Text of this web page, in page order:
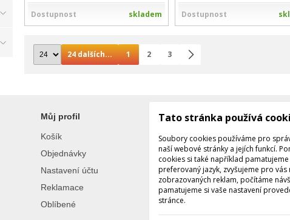
Dostupnost skladem Dostupnost
24 dalších... 1 2 3
Můj profil
Košík
Objednávky
Nastavení účtu
Reklamace
Oblíbené
Kontakty
Kontaktujte nás
Tel.: +420 608 141
Po - Pá: 9:00 - 16:00
Facebook
Tato stránka používá
Soubory cookies používáme pro
naší webové stránky a jejích funkcí.
cookies si také například pamatujeme
preferovaný jazyk, zvyšujeme pro vás
zobrazovaných reklam, počítáme
pamatujeme si vaše nastavení
stránce.